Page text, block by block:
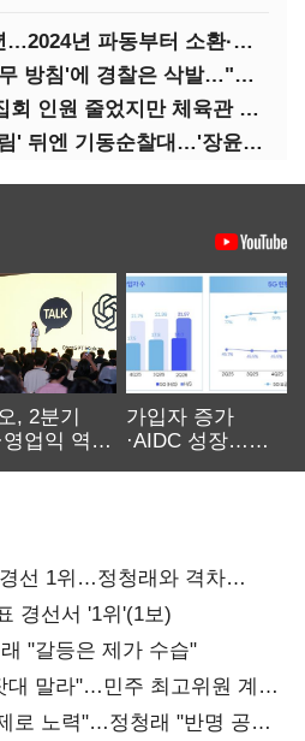
홍명보 선임 논란 2년…2024년 파동부터 소환·압색까지
(폴리스라인)'순환근무 방침'에 경찰은 삭발…"베테랑·수사력 보강 먼저"
'올공 시위' 2개월…집회 인원 줄었지만 체육관 봉쇄 계속
'신림동·서현역 칼부림' 뒤엔 기동순찰대…'장윤기 은폐·조작' 후엔 내부비리수사대
, 2분기
영업익 역대
가입자 증가
·AIDC 성장…
선 1위…정청래와 격차
경선서 '1위'(1보)
"갈등은 제가 수습"
대 말라"…민주 최고위원 계파
로 노력"…정청래 "반명 공세